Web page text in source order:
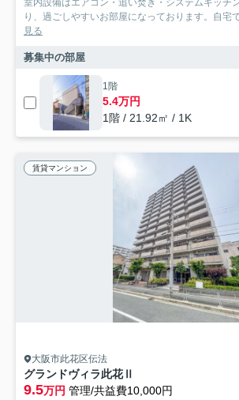
室内設備はエアコン・追い焚き・システムキッチ
り、過ごしやすいお部屋になっております。自宅
見る
募集中の部屋
1階
5.4万円
1階 / 21.92㎡ / 1K
賃貸マンション
大阪市此花区伝法
グランドヴィラ此花Ⅱ
9.5万円 管理/共益費10,000円